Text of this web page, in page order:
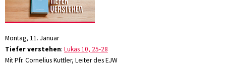
Montag, 11. Januar
Tiefer verstehen: Lukas 10, 25-28
Mit Pfr. Cornelius Kuttler, Leiter des EJW